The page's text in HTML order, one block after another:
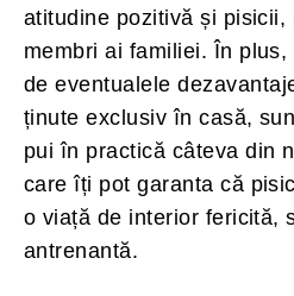
atitudine pozitivă și pisicii,
membri ai familiei. În
de eventualele
ținute exclusiv în casă,
pui în practică câteva din
care îți pot garanta că
o viață de interior fericită,
antrenantă.